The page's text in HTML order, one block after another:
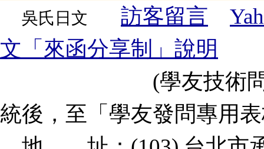
吳氏日文 訪客留言
文「來函分享制」說明
(學友技術問題、
統後，至「學友發問專用